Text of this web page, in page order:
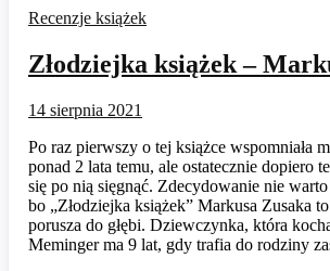
Recenzje książek
Złodziejka książek –
14 sierpnia 2021
Po raz pierwszy o tej książce wspomniała
ponad 2 lata temu, ale ostatecznie dopiero
się po nią sięgnąć. Zdecydowanie nie
bo „Złodziejka książek” Markusa Zusaka
porusza do głębi. Dziewczynka, która
Meminger ma 9 lat, gdy trafia do rodziny